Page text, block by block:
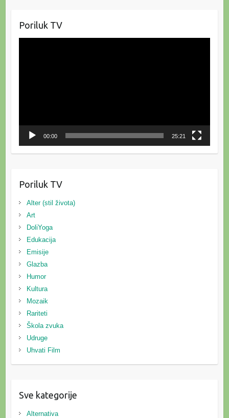
Poriluk TV
00:00 25:21
Poriluk TV
Alter (stil života)
Art
DoliYoga
Edukacija
Emisije
Glazba
Humor
Kultura
Mozaik
Rariteti
Škola zvuka
Udruge
Uhvati Film
Sve kategorije
Alternativa